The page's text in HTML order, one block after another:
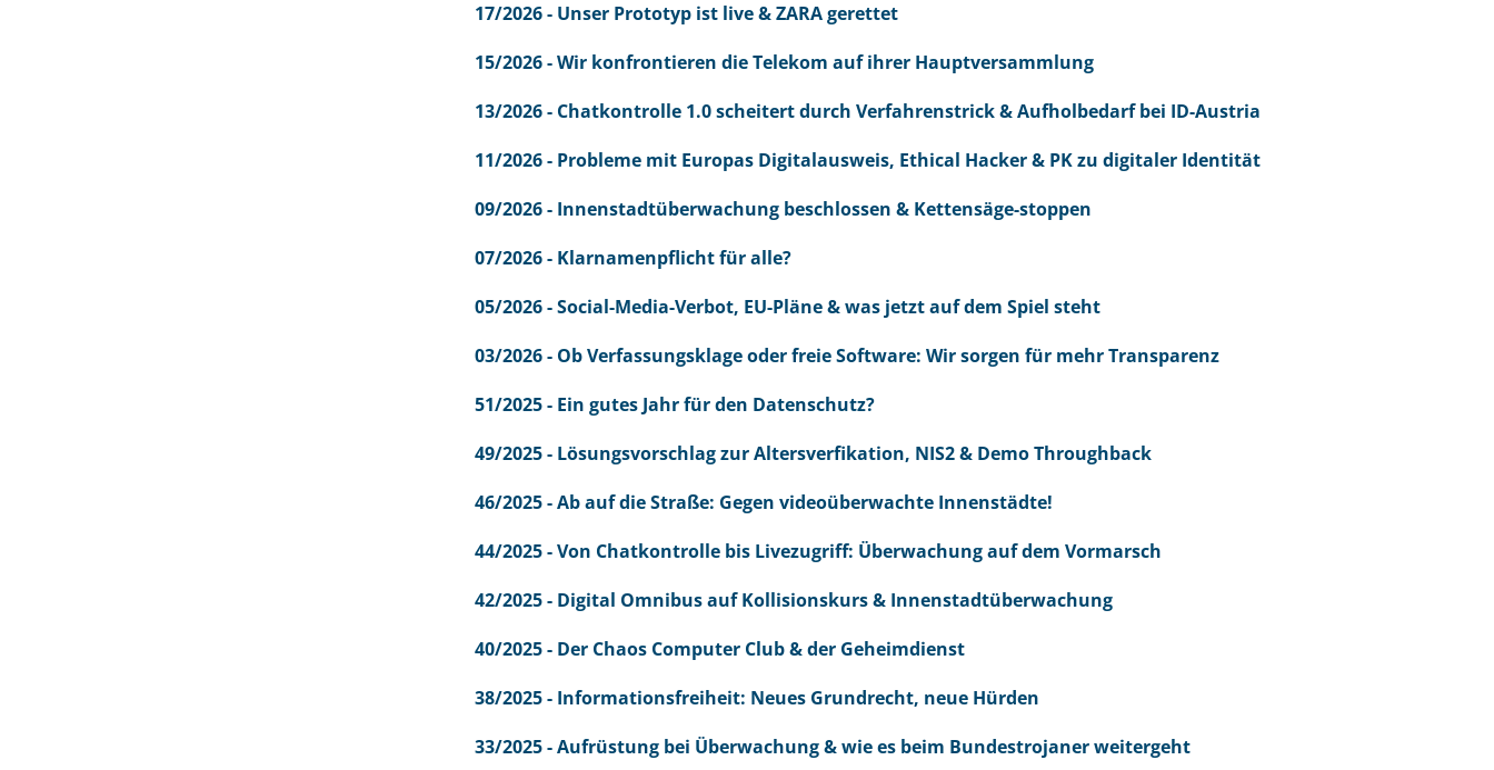
17/2026 - Unser Prototyp ist live & ZARA gerettet
15/2026 - Wir konfrontieren die Telekom auf ihrer Hauptversammlung
13/2026 - Chatkontrolle 1.0 scheitert durch Verfahrenstrick & Aufholbedarf bei ID-Austria
11/2026 - Probleme mit Europas Digitalausweis, Ethical Hacker & PK zu digitaler Identität
09/2026 - Innenstadtüberwachung beschlossen & Kettensäge-stoppen
07/2026 - Klarnamenpflicht für alle?
05/2026 - Social-Media-Verbot, EU-Pläne & was jetzt auf dem Spiel steht
03/2026 - Ob Verfassungsklage oder freie Software: Wir sorgen für mehr Transparenz
51/2025 - Ein gutes Jahr für den Datenschutz?
49/2025 - Lösungsvorschlag zur Altersverfikation, NIS2 & Demo Throughback
46/2025 - Ab auf die Straße: Gegen videoüberwachte Innenstädte!
44/2025 - Von Chatkontrolle bis Livezugriff: Überwachung auf dem Vormarsch
42/2025 - Digital Omnibus auf Kollisionskurs & Innenstadtüberwachung
40/2025 - Der Chaos Computer Club & der Geheimdienst
38/2025 - Informationsfreiheit: Neues Grundrecht, neue Hürden
33/2025 - Aufrüstung bei Überwachung & wie es beim Bundestrojaner weitergeht